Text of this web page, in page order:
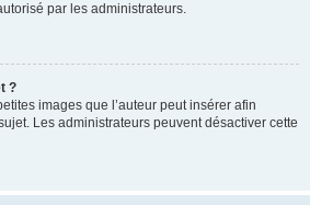
par les administrateurs.
?
images que l’auteur peut insérer afin
Les administrateurs peuvent désactiver cette